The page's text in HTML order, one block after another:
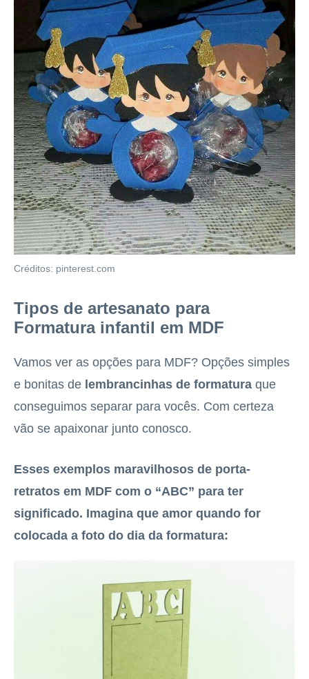
Créditos: pinterest.com
Tipos de artesanato para
Formatura infantil em MDF
Vamos ver as opções para MDF? Opções simples
e bonitas de lembrancinhas de formatura que
conseguimos separar para vocês. Com certeza
vão se apaixonar junto conosco.
Esses exemplos maravilhosos de porta-
retratos em MDF com o “ABC” para ter
significado. Imagina que amor quando for
colocada a foto do dia da formatura: